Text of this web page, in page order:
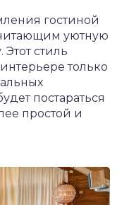
гостиной
уютную
стиль
только
постараться
простой и